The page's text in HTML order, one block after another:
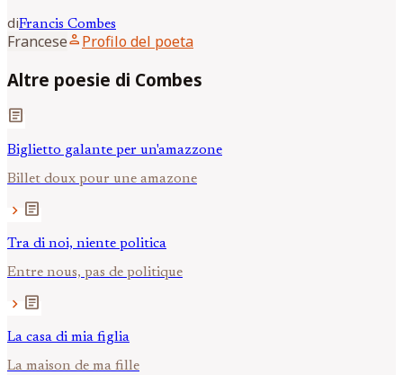
diFrancis Combes
Franceseperson Profilo del poeta
Altre poesie di Combes
article
Biglietto galante per un'amazzone
Billet doux pour une amazone
chevron_right article
Tra di noi, niente politica
Entre nous, pas de politique
chevron_right article
La casa di mia figlia
La maison de ma fille